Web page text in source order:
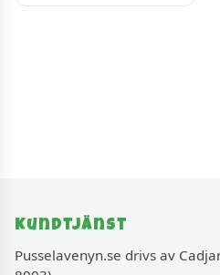
Kundtjänst
Pusselavenyn.se drivs av